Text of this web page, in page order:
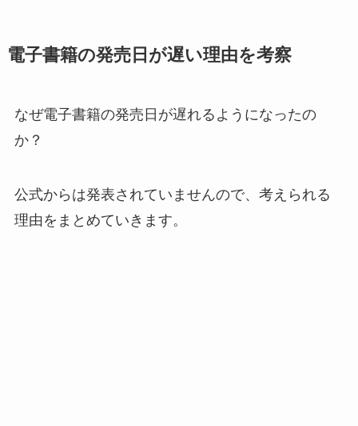
電子書籍の発売日が遅い理由を考察
なぜ電子書籍の発売日が遅れるようになったの
か？
公式からは発表されていませんので、考えられる
理由をまとめていきます。